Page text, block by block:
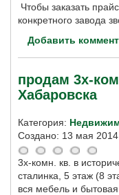
Чтобы заказать
конкретного завода
Добавить
продам 3х-
Хабаровска
Категория:
Создано: 13 мая 2014
3х-комн. кв. в
сталинка, 5 этаж (8
вся мебель и